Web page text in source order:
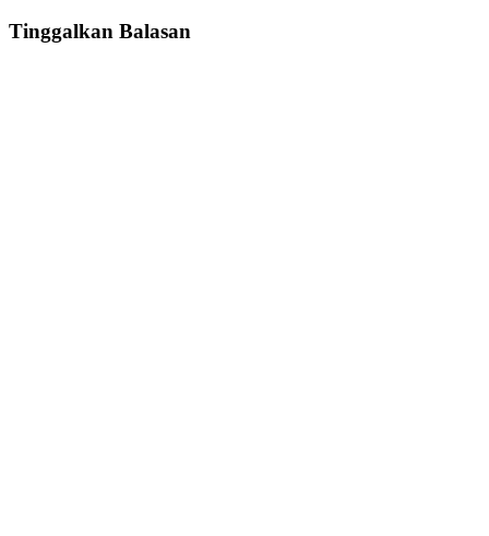
Tinggalkan Balasan